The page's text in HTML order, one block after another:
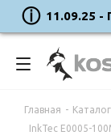
11.09.25 -
Главная - Каталог
InkTec E0005-